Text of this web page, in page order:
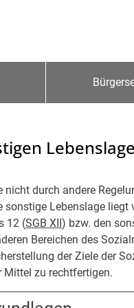
nicht durch andere
sonstige Lebenslage
12 (SGB XII) bzw. den
Bereichen des
der Ziele der
zu rechtfertigen.